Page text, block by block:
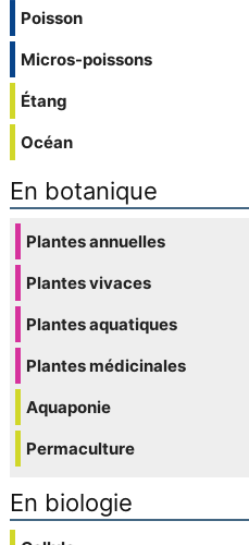
Poisson
Micros-poissons
Étang
Océan
En botanique
Plantes annuelles
Plantes vivaces
Plantes aquatiques
Plantes médicinales
Aquaponie
Permaculture
En biologie